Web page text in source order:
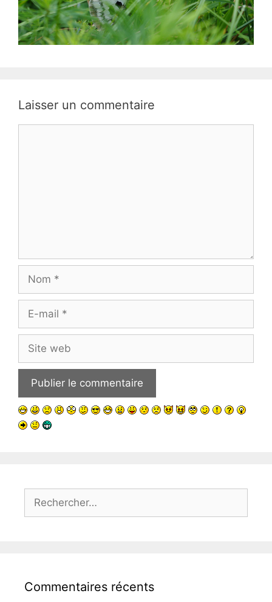
Laisser un commentaire
Nom
Site
web
Rechercher :
Commentaires récents